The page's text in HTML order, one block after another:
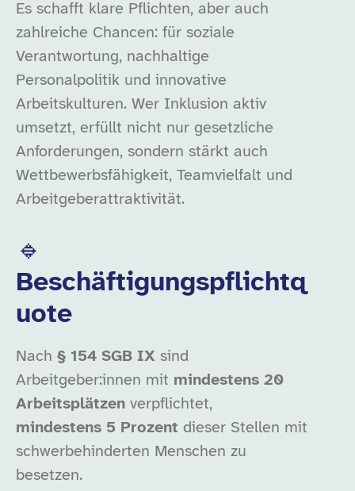
Es schafft klare Pflichten, aber auch
zahlreiche Chancen: für soziale
Verantwortung, nachhaltige
Personalpolitik und innovative
Arbeitskulturen. Wer Inklusion aktiv
umsetzt, erfüllt nicht nur gesetzliche
Anforderungen, sondern stärkt auch
Wettbewerbsfähigkeit, Teamvielfalt und
Arbeitgeberattraktivität.
🔹
Beschäftigungspflichtq
uote
Nach § 154 SGB IX sind
Arbeitgeber:innen mit mindestens 20
Arbeitsplätzen verpflichtet,
mindestens 5 Prozent dieser Stellen mit
schwerbehinderten Menschen zu
besetzen.